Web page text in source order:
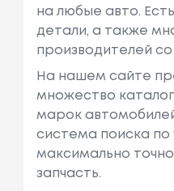
на любые авто.
детали, а также
производителей
На нашем сайте
множество
марок
система поиска по
максимально
запчасть.